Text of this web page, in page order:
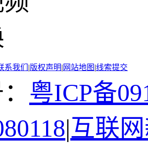
系我们 |版权声明| 网站地图 |线索提交
粤ICP备
|互联